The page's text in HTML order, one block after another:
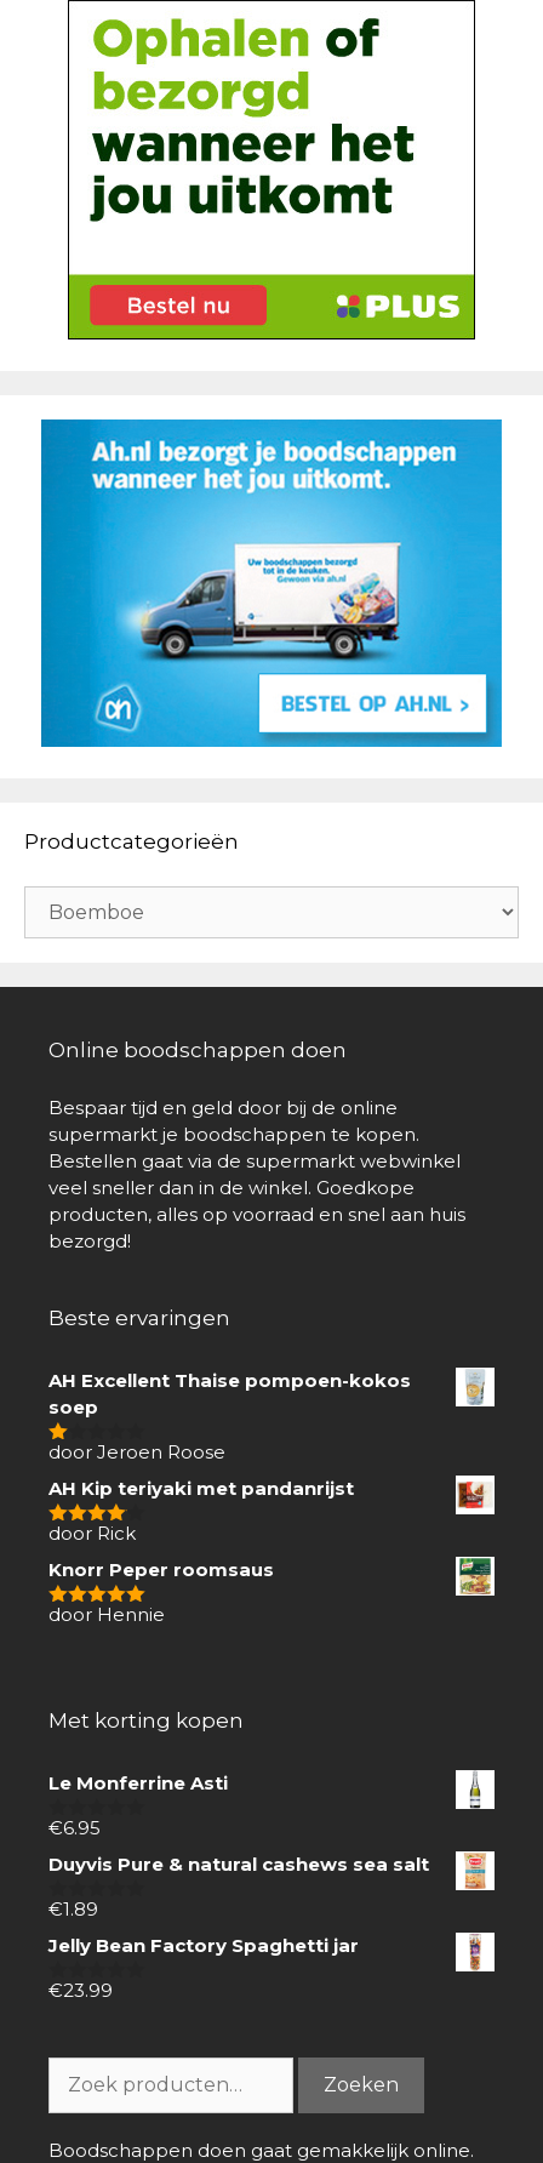
Productcategorieën
Online boodschappen doen
Bespaar tijd en geld door bij de online
supermarkt je boodschappen te kopen.
Bestellen gaat via de supermarkt webwinkel
veel sneller dan in de winkel. Goedkope
producten, alles op voorraad en snel aan huis
bezorgd!
Beste ervaringen
AH Excellent Thaise pompoen-kokos
soep
1
5
door Jeroen Roose
AH Kip teriyaki met pandanrijst
4van 5
door Rick
Knorr Peper roomsaus
5van 5
door Hennie
Met korting kopen
Le Monferrine Asti
0
5
€6.95
Duyvis Pure & natural cashews sea salt
0
5
€1.89
Jelly Bean Factory Spaghetti jar
0
€23.99
naar:
Zoeken
Boodschappen doen gaat gemakkelijk online.